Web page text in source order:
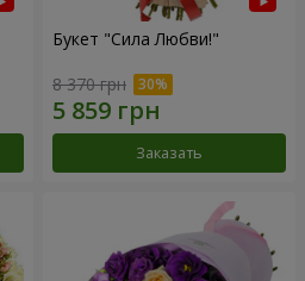
Букет "Сила Любви!"
8 370 грн
Заказать